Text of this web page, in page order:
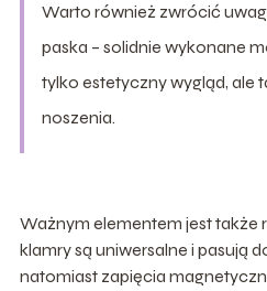
Warto również zwrócić
paska – solidnie wykonane
tylko estetyczny wygląd, ale
noszenia.
Ważnym elementem jest także
klamry są uniwersalne i pasują
natomiast zapięcia